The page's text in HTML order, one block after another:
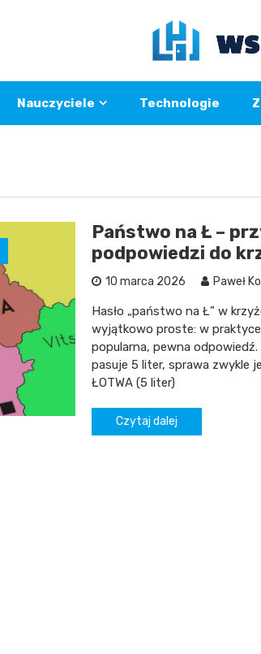
Nauczyciele Technologie
Państwo na Ł –
podpowiedzi do
10 marca 2026 Paweł
Hasło „państwo na Ł” w
wyjątkowo proste: w
popularna, pewna
pasuje 5 liter, sprawa zwykle
ŁOTWA (5 liter)
Czytaj dalej